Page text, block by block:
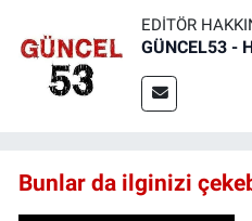
EDITÖR
GÜNCEL53 -
Bunlar da ilginizi